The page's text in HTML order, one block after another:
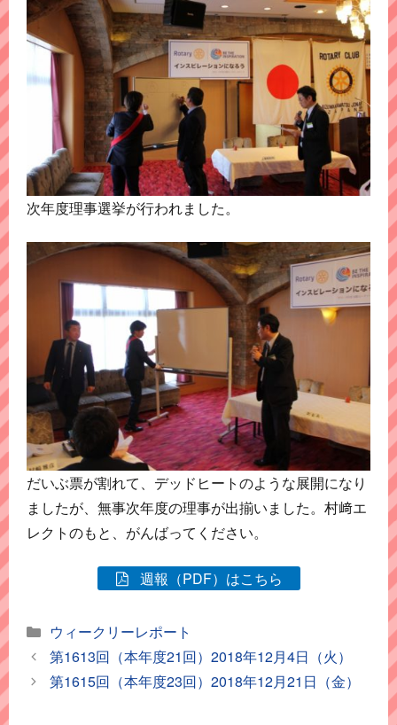
次年度理事選挙が行われました。
だいぶ票が割れて、デッドヒートのような展開になり
ましたが、無事次年度の理事が出揃いました。村﨑エ
レクトのもと、がんばってください。
週報（PDF）はこちら
カ
テ
ゴ
リ
ウィークリーレポート
第1613回（本年度21回）2018年12月4日（火）
第1615回（本年度23回）2018年12月21日（金）